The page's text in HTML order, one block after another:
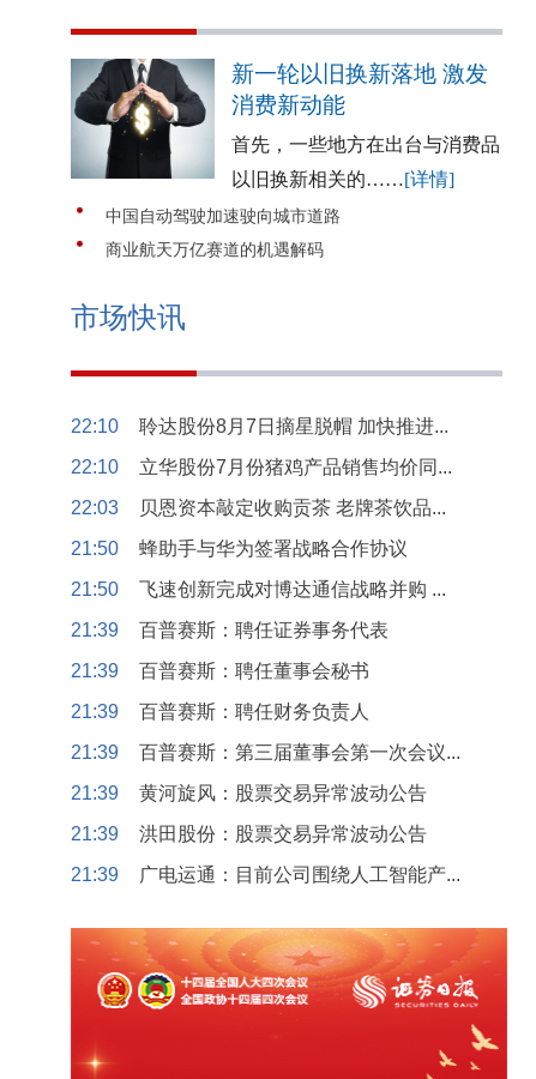
新一轮以旧换新落地 激发
消费新动能
首先，一些地方在出台与消费品
以旧换新相关的……[详情]
中国自动驾驶加速驶向城市道路
商业航天万亿赛道的机遇解码
市场快讯
22:10
聆达股份8月7日摘星脱帽 加快推进...
22:10
立华股份7月份猪鸡产品销售均价同...
22:03
贝恩资本敲定收购贡茶 老牌茶饮品...
21:50
蜂助手与华为签署战略合作协议
21:50
飞速创新完成对博达通信战略并购 ...
21:39
百普赛斯：聘任证券事务代表
21:39
百普赛斯：聘任董事会秘书
21:39
百普赛斯：聘任财务负责人
21:39
百普赛斯：第三届董事会第一次会议...
21:39
黄河旋风：股票交易异常波动公告
21:39
洪田股份：股票交易异常波动公告
21:39
广电运通：目前公司围绕人工智能产...